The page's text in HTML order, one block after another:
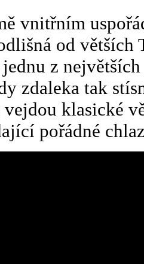
vnitřním
od větších
jednu z
zdaleka tak
vejdou klasické
pořádné